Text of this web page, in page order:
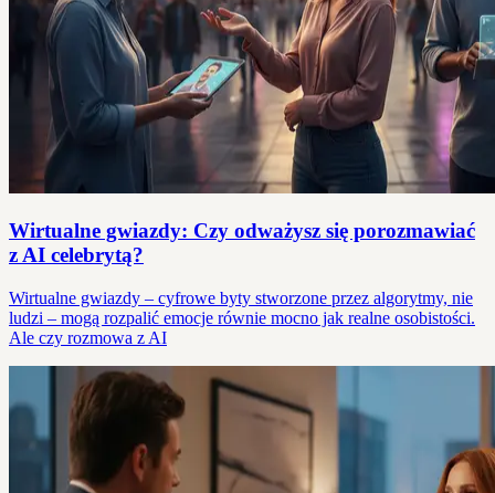
Wirtualne gwiazdy: Czy odważysz się porozmawiać
z AI celebrytą?
Wirtualne gwiazdy – cyfrowe byty stworzone przez algorytmy, nie
ludzi – mogą rozpalić emocje równie mocno jak realne osobistości.
Ale czy rozmowa z AI